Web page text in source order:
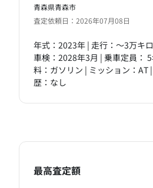
青森県青森市
査定依頼日：2026年07月08日
年式：2023年 | 走行：～3万キ
車検：2028年3月 | 乗車定員：
料：ガソリン | ミッション：AT
歴：なし
最高査定額